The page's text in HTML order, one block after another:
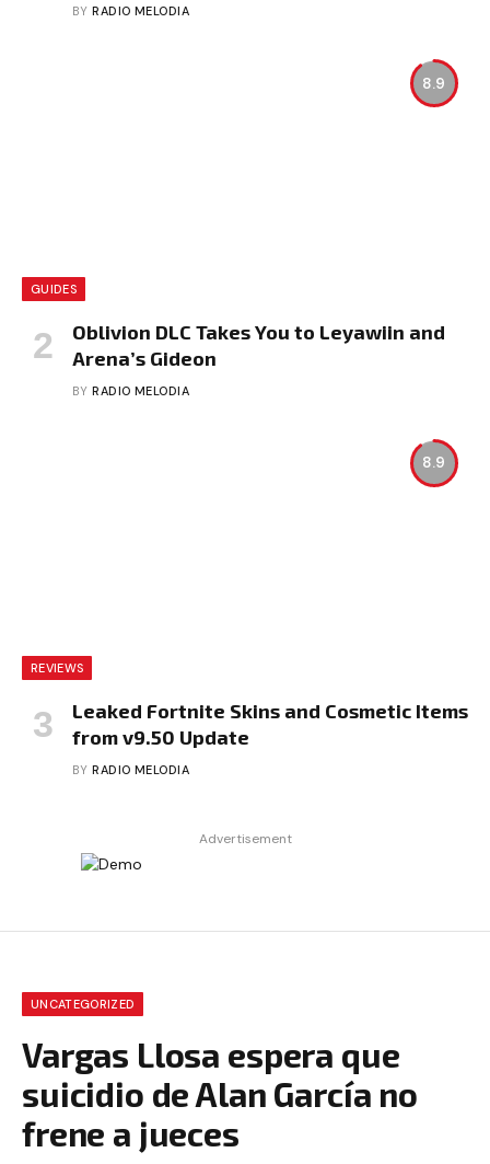
BY RADIO MELODIA
8.9
GUIDES
Oblivion DLC Takes You to Leyawiin and
Arena’s Gideon
BY RADIO MELODIA
8.9
REVIEWS
Leaked Fortnite Skins and Cosmetic Items
from v9.50 Update
BY RADIO MELODIA
Advertisement
UNCATEGORIZED
Vargas Llosa espera que
suicidio de Alan García no
frene a jueces